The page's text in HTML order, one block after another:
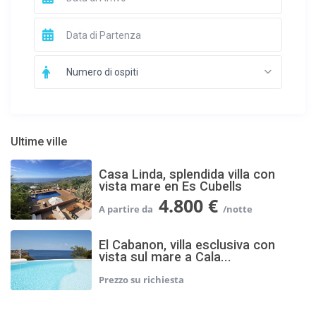
Numero di ospiti
Ultime ville
Casa Linda, splendida villa con
vista mare en Es Cubells
4.800 €
El Cabanon, villa esclusiva con
vista sul mare a Cala...